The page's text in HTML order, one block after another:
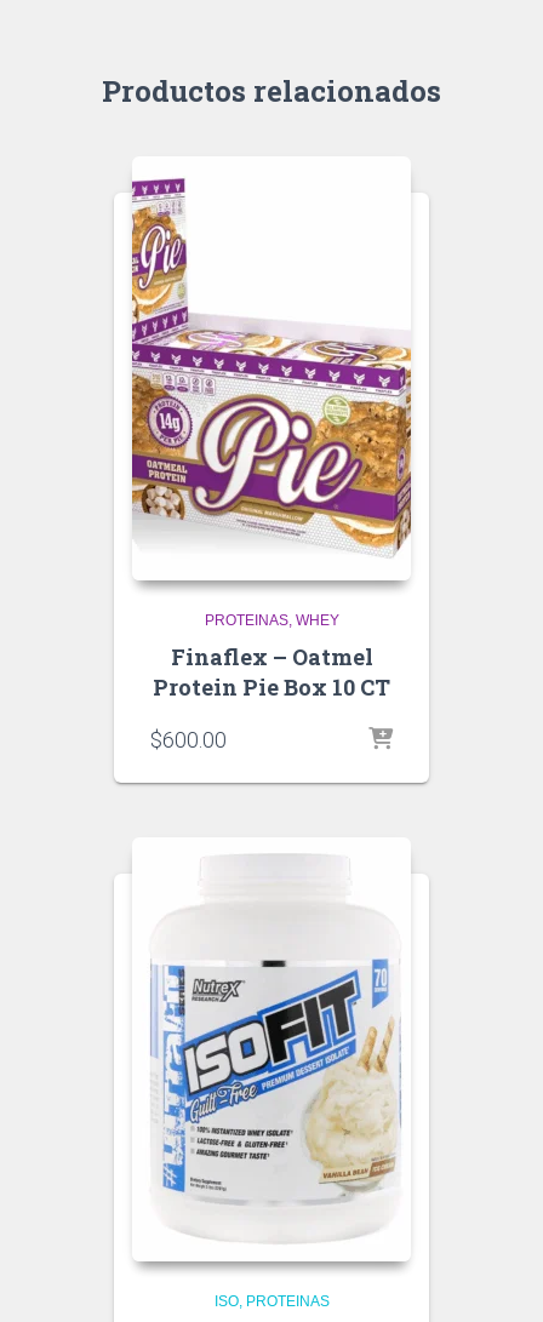
Productos relacionados
PROTEINAS WHEY
Finaflex – Oatmel
Protein Pie Box 10 CT
$600.00
ISO PROTEINAS